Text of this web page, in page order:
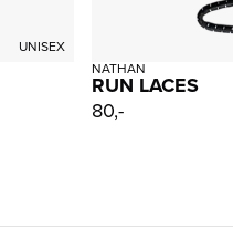
UNISEX
NATHAN
RUN LACES
80,-